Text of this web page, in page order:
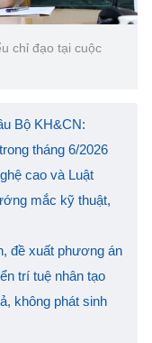
chỉ đạo tại cuộc
Bộ KH&CN:
tháng 6/2026
cao và Luật
mắc kỹ thuật,
đề xuất phương án
trí tuệ nhân tạo
không phát sinh